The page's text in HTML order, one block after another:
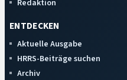
Redaktion
ENTDECKEN
Aktuelle Ausgabe
HRRS-Beiträge suchen
Archiv